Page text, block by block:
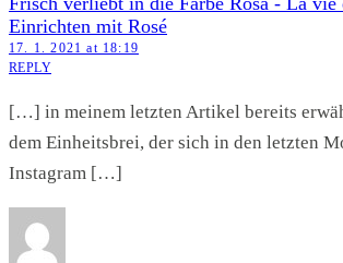
Einrichten mit Rosé
17. 1. 2021 at 18:19
REPLY
[…] in meinem letzten Artikel bereits
dem Einheitsbrei, der sich in den letzten
Instagram […]